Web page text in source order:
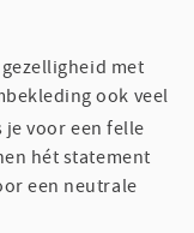
met
ook veel
je voor een felle
hét statement
een neutrale